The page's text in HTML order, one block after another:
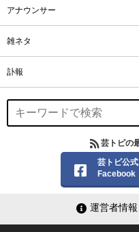
アナウンサー
雑ネタ
訃報
芸トピの
芸トピ公式
Facebook
運営者情報